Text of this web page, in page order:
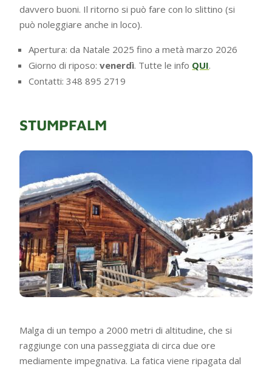
davvero buoni. Il ritorno si può fare con lo slittino (si
può noleggiare anche in loco).
Apertura: da Natale 2025 fino a metà marzo 2026
Giorno di riposo:venerdì. Tutte le info QUI.
Contatti: 348 895 2719
STUMPFALM
Malga di un tempo a 2000 metri di altitudine, che si
raggiunge con una passeggiata di circa due ore
mediamente impegnativa. La fatica viene ripagata dal